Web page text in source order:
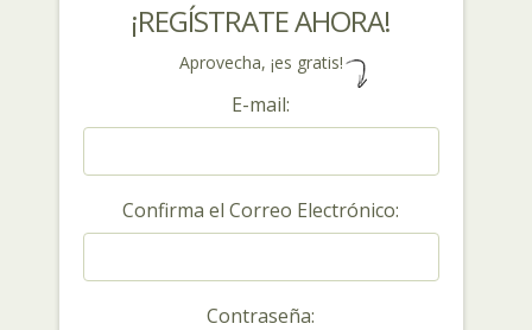
¡REGÍSTRATE AHORA!
Aprovecha, ¡es gratis!
E-mail:
Confirma el Correo Electrónico:
Contraseña: